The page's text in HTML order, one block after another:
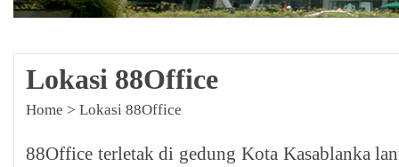
Lokasi 88Office
Home > Lokasi 88Office
88Office terletak di gedung Kota Kasablanka